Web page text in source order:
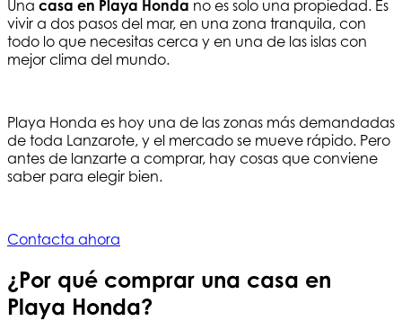
Una casa en Playa Honda no es solo una propiedad. Es
vivir a dos pasos del mar, en una zona tranquila, con
todo lo que necesitas cerca y en una de las islas con
mejor clima del mundo.
Playa Honda es hoy una de las zonas más demandadas
de toda Lanzarote, y el mercado se mueve rápido. Pero
antes de lanzarte a comprar, hay cosas que conviene
saber para elegir bien.
Contacta ahora
¿Por qué comprar una casa en
Playa Honda?